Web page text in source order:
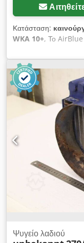
Κατάσταση:
WKA 10+, Το AirBlue
υδρόψυκτο σύστημα
λειτουργία ψύξης
περιλαμβάνουν:
αγωγών, ανεμιστήρες
διάφορες
Κλιματιστικό από
και ιατρικές
Χρησιμοποιήθηκαν
της υπηρεσίας
έλλειψης χώρου:
από το έγγραφο, για
Ψυγείο λαδιού